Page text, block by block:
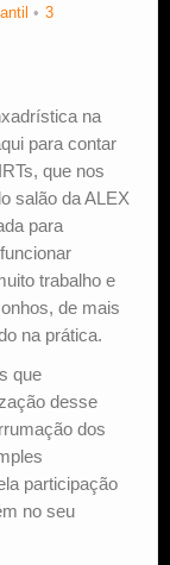
3
na
para contar
que nos
salão da ALEX
para
trabalho e
de mais
na prática.
que
desse
dos
participação
no seu